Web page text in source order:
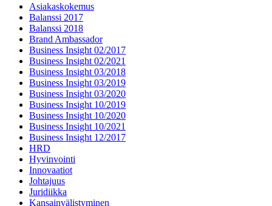
Asiakaskokemus
Balanssi 2017
Balanssi 2018
Brand Ambassador
Business Insight 02/2017
Business Insight 02/2021
Business Insight 03/2018
Business Insight 03/2019
Business Insight 03/2020
Business Insight 10/2019
Business Insight 10/2020
Business Insight 10/2021
Business Insight 12/2017
HRD
Hyvinvointi
Innovaatiot
Johtajuus
Juridiikka
Kansainvälistyminen